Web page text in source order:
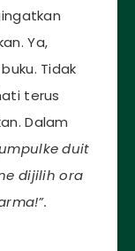
Ya,
Tidak
terus
Dalam
duit
dijilih ora